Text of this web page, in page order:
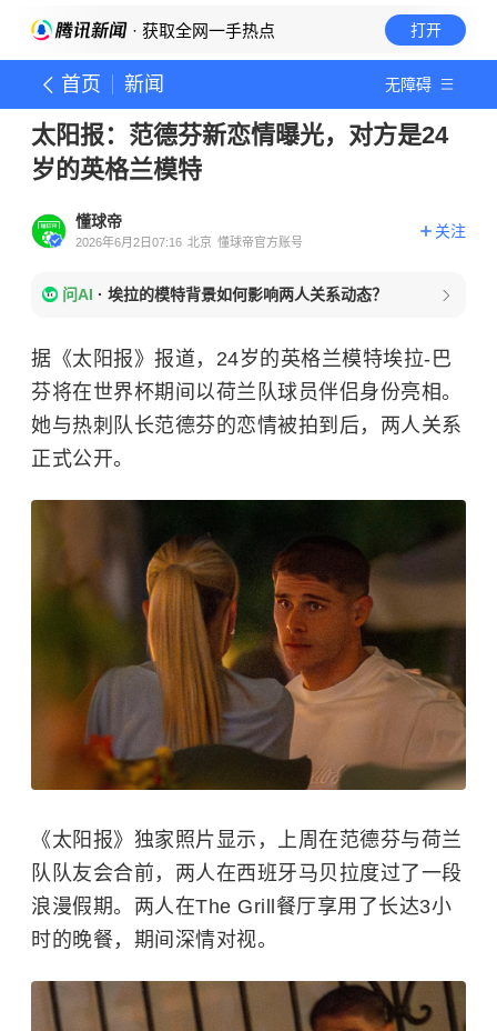
· 获取全网一手热点 打开
首页 新闻 无障碍
太阳报：范德芬新恋情曝光，对方是24
岁的英格兰模特
懂球帝
2026年6月2日07:16 北京 懂球帝官方账号
关注
问AI · 埃拉的模特背景如何影响两人关系动态？
据《太阳报》报道，24岁的英格兰模特埃拉-巴
芬将在世界杯期间以荷兰队球员伴侣身份亮相。
她与热刺队长范德芬的恋情被拍到后，两人关系
正式公开。
《太阳报》独家照片显示，上周在范德芬与荷兰
队队友会合前，两人在西班牙马贝拉度过了一段
浪漫假期。两人在The Grill餐厅享用了长达3小
时的晚餐，期间深情对视。